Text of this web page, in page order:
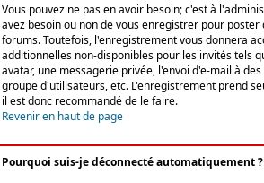
Vous pouvez ne pas en avoir besoin; c'est à
avez besoin ou non de vous enregistrer pour
forums. Toutefois, l'enregistrement vous donnera
additionnelles non-disponibles pour les invités tels
avatar, une messagerie privée, l'envoi d'e-mail à
groupe d'utilisateurs, etc. L'enregistrement prend
il est donc recommandé de le faire.
Revenir en haut de page
Pourquoi suis-je déconnecté automatiquement ?